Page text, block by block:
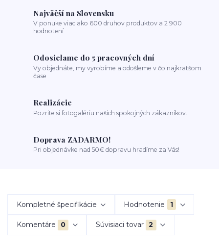
Najväčší na Slovensku
V ponuke viac ako 600 druhov produktov a 2 900
hodnotení
Odosielame do 5 pracovných dní
Vy objednáte, my vyrobíme a odošleme v čo najkratšom
čase
Realizácie
Pozrite si fotogalériu našich spokojných zákazníkov.
Doprava ZADARMO!
Pri objednávke nad 50€ dopravu hradíme za Vás!
Kompletné špecifikácie Hodnotenie 1
Komentáre 0 Súvisiaci tovar 2